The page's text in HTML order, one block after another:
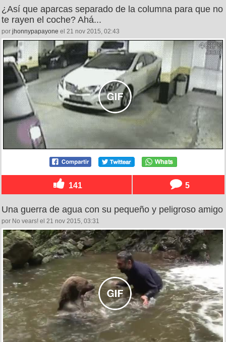
¿Así que aparcas separado de la columna para que no
te rayen el coche? Ahá...
por jhonnypapayone el 21 nov 2015, 02:43
141 5
Una guerra de agua con su pequeño y peligroso amigo
por No vears! el 21 nov 2015, 03:31